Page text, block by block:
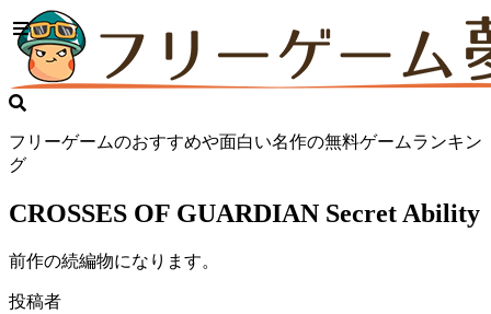
フリーゲームのおすすめや面白い名作の無料ゲームランキン
グ
CROSSES OF GUARDIAN Secret Ability
前作の続編物になります。
投稿者